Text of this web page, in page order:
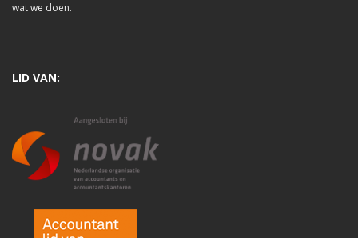
wat we doen.
LID VAN: